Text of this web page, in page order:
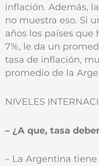
inflación. Además,
no muestra eso. Si
años los países que
7%, le da un
tasa de inflación,
promedio de la
NIVELES
– ¿A que‚ tasa
– La Argentina